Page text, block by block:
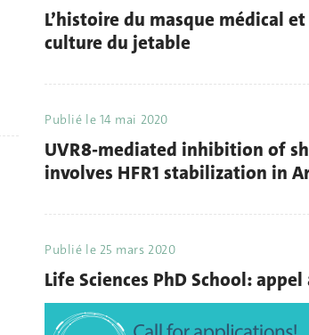
L’histoire du masque médical et
culture du jetable
Publié le 14 mai 2020
UVR8-mediated inhibition of
involves HFR1 stabilization in
Publié le 25 mars 2020
Life Sciences PhD School: